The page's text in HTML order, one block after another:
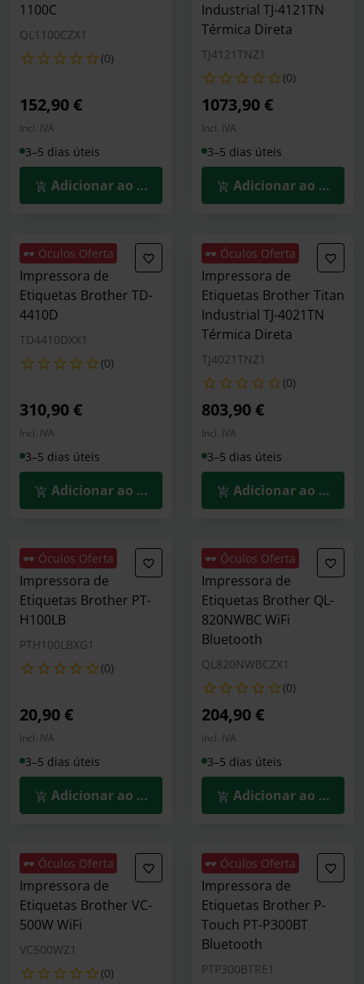
1100C
QL1100CZX1
(0)
152,90 €
Incl. IVA
3–5 dias úteis
Adicionar ao Carrinho
Industrial TJ-4121TN
Térmica Direta
TJ4121TNZ1
(0)
1073,90 €
Incl. IVA
3–5 dias úteis
Adicionar ao
🕶️ Óculos Oferta
Impressora de
Etiquetas Brother TD-
4410D
TD4410DXX1
(0)
310,90 €
Incl. IVA
3–5 dias úteis
Adicionar ao Carrinho
🕶️ Óculos Oferta
Impressora de
Etiquetas Brother Titan
Industrial TJ-4021TN
Térmica Direta
TJ4021TNZ1
(0)
803,90 €
Incl. IVA
3–5 dias úteis
Adicionar ao
🕶️ Óculos Oferta
Impressora de
Etiquetas Brother PT-
H100LB
PTH100LBXG1
(0)
20,90 €
Incl. IVA
3–5 dias úteis
Adicionar ao Carrinho
🕶️ Óculos Oferta
Impressora de
Etiquetas Brother QL-
820NWBC WiFi
Bluetooth
QL820NWBCZX1
(0)
204,90 €
Incl. IVA
3–5 dias úteis
Adicionar ao
🕶️ Óculos Oferta
Impressora de
Etiquetas Brother VC-
500W WiFi
VC500WZ1
(0)
🕶️ Óculos Oferta
Impressora de
Etiquetas Brother P-
Touch PT-P300BT
Bluetooth
PTP300BTRE1